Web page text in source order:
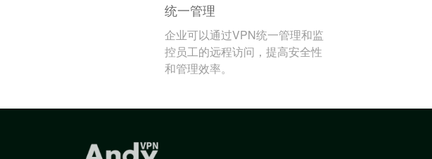
统一管理
企业可以通过VPN统一管理和监
控员工的远程访问，提高安全性
和管理效率。